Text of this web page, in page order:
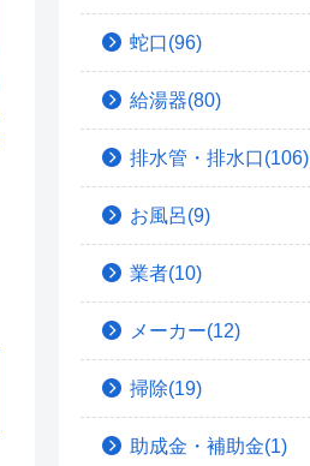
蛇口(96)
給湯器(80)
排水管・排水口(106)
お風呂(9)
業者(10)
メーカー(12)
掃除(19)
助成金・補助金(1)